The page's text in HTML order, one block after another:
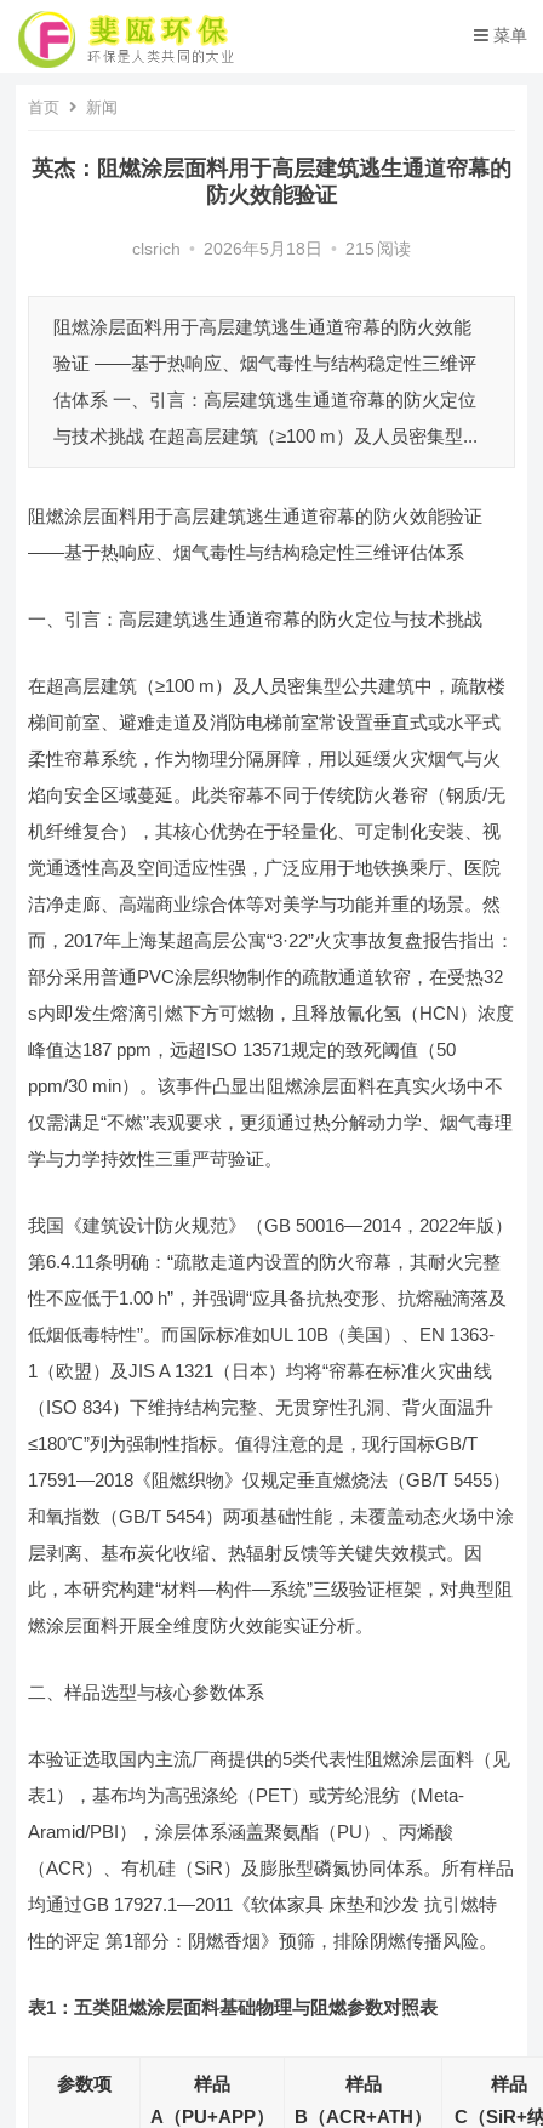
菜单
首页 新闻
英杰：阻燃涂层面料用于高层建筑逃生通道帘幕的
防火效能验证
clsrich • 2026年5月18日 • 215 阅读
阻燃涂层面料用于高层建筑逃生通道帘幕的防火效能
验证 ——基于热响应、烟气毒性与结构稳定性三维评
估体系 一、引言：高层建筑逃生通道帘幕的防火定位
与技术挑战 在超高层建筑（≥100 m）及人员密集型...
阻燃涂层面料用于高层建筑逃生通道帘幕的防火效能验证
——基于热响应、烟气毒性与结构稳定性三维评估体系
一、引言：高层建筑逃生通道帘幕的防火定位与技术挑战
在超高层建筑（≥100 m）及人员密集型公共建筑中，疏散楼
梯间前室、避难走道及消防电梯前室常设置垂直式或水平式
柔性帘幕系统，作为物理分隔屏障，用以延缓火灾烟气与火
焰向安全区域蔓延。此类帘幕不同于传统防火卷帘（钢质/无
机纤维复合），其核心优势在于轻量化、可定制化安装、视
觉通透性高及空间适应性强，广泛应用于地铁换乘厅、医院
洁净走廊、高端商业综合体等对美学与功能并重的场景。然
而，2017年上海某超高层公寓“3·22”火灾事故复盘报告指出：
部分采用普通PVC涂层织物制作的疏散通道软帘，在受热32
s内即发生熔滴引燃下方可燃物，且释放氰化氢（HCN）浓度
峰值达187 ppm，远超ISO 13571规定的致死阈值（50
ppm/30 min）。该事件凸显出阻燃涂层面料在真实火场中不
仅需满足“不燃”表观要求，更须通过热分解动力学、烟气毒理
学与力学持效性三重严苛验证。
我国《建筑设计防火规范》（GB 50016—2014，2022年版）
第6.4.11条明确：“疏散走道内设置的防火帘幕，其耐火完整
性不应低于1.00 h”，并强调“应具备抗热变形、抗熔融滴落及
低烟低毒特性”。而国际标准如UL 10B（美国）、EN 1363-
1（欧盟）及JIS A 1321（日本）均将“帘幕在标准火灾曲线
（ISO 834）下维持结构完整、无贯穿性孔洞、背火面温升
≤180℃”列为强制性指标。值得注意的是，现行国标GB/T
17591—2018《阻燃织物》仅规定垂直燃烧法（GB/T 5455）
和氧指数（GB/T 5454）两项基础性能，未覆盖动态火场中涂
层剥离、基布炭化收缩、热辐射反馈等关键失效模式。因
此，本研究构建“材料—构件—系统”三级验证框架，对典型阻
燃涂层面料开展全维度防火效能实证分析。
二、样品选型与核心参数体系
本验证选取国内主流厂商提供的5类代表性阻燃涂层面料（见
表1），基布均为高强涤纶（PET）或芳纶混纺（Meta-
Aramid/PBI），涂层体系涵盖聚氨酯（PU）、丙烯酸
（ACR）、有机硅（SiR）及膨胀型磷氮协同体系。所有样品
均通过GB 17927.1—2011《软体家具 床垫和沙发 抗引燃特
性的评定 第1部分：阴燃香烟》预筛，排除阴燃传播风险。
表1：五类阻燃涂层面料基础物理与阻燃参数对照表
参数项
样品
A（PU+APP）
样品
B（ACR+ATH）
样品
C（SiR+